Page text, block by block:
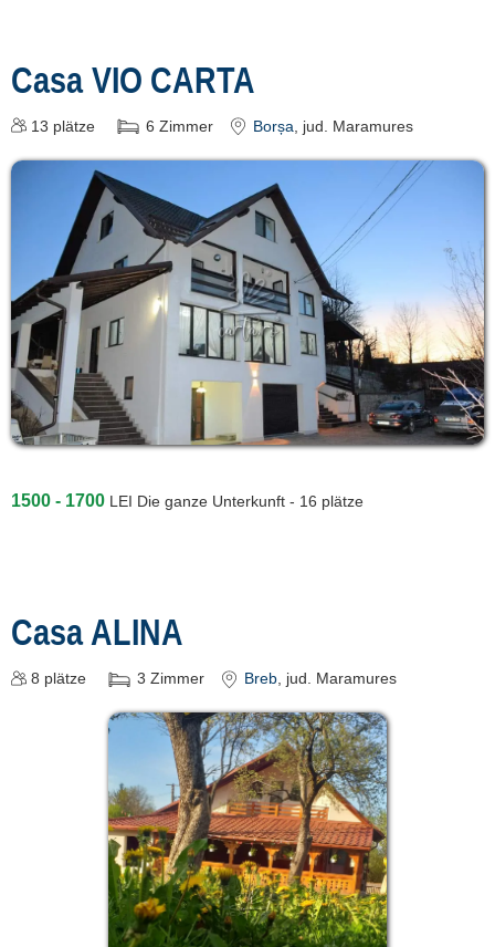
Casa VIO CARTA
13 plätze 6 Zimmer Borșa , jud. Maramures
1500 - 1700 LEI Die ganze Unterkunft - 16 plätze
Casa ALINA
8 plätze 3 Zimmer Breb, jud. Maramures